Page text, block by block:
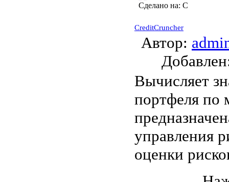
Сделано на: C
CreditCruncher
Автор:
Вычисляет
портфеля по
управления
оценки